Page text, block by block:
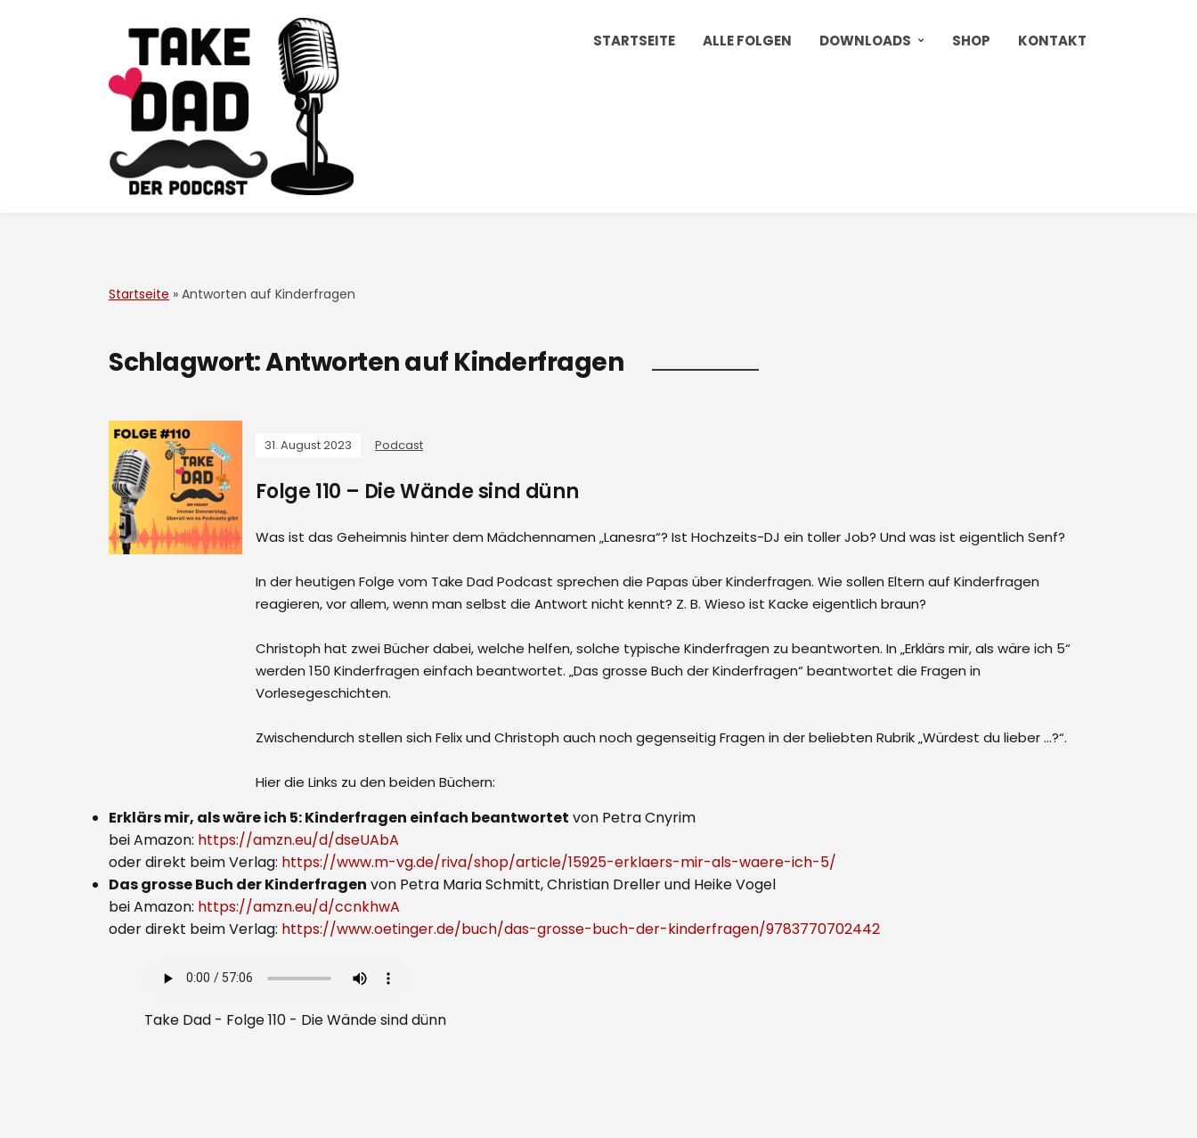
STARTSEITE ALLE FOLGEN DOWNLOADS SHOP KONTAKT
Startseite » Antworten auf Kinderfragen
Schlagwort:Antworten auf Kinderfragen
31. August 2023 Podcast
Folge 110 – Die Wände sind dünn
Was ist das Geheimnis hinter dem Mädchennamen „Lanesra“? Ist Hochzeits-DJ ein toller Job? Und was ist eigentlich Senf?
In der heutigen Folge vom Take Dad Podcast sprechen die Papas über Kinderfragen. Wie sollen Eltern auf Kinderfragen
reagieren, vor allem, wenn man selbst die Antwort nicht kennt? Z. B. Wieso ist Kacke eigentlich braun?
Christoph hat zwei Bücher dabei, welche helfen, solche typische Kinderfragen zu beantworten. In „Erklärs mir, als wäre ich 5“
werden 150 Kinderfragen einfach beantwortet. „Das grosse Buch der Kinderfragen“ beantwortet die Fragen in
Vorlesegeschichten.
Zwischendurch stellen sich Felix und Christoph auch noch gegenseitig Fragen in der beliebten Rubrik „Würdest du lieber …?“.
Hier die Links zu den beiden Büchern:
Erklärs mir, als wäre ich 5: Kinderfragen einfach beantwortet von Petra Cnyrim
bei Amazon: https://amzn.eu/d/dseUAbA
oder direkt beim Verlag: https://www.m-vg.de/riva/shop/article/15925-erklaers-mir-als-waere-ich-5/
Das grosse Buch der Kinderfragen von Petra Maria Schmitt, Christian Dreller und Heike Vogel
bei Amazon: https://amzn.eu/d/ccnkhwA
oder direkt beim Verlag: https://www.oetinger.de/buch/das-grosse-buch-der-kinderfragen/9783770702442
Take Dad - Folge 110 - Die Wände sind dünn